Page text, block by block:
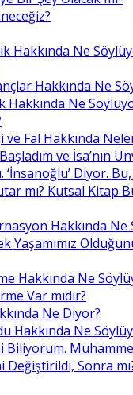
Hakkında Ne
Hakkında Ne
Hakkında Ne
Fal Hakkında
ve İsa’nın
‘İnsanoğlu’ Diyor.
mı? Kutsal Kitap
Hakkında Ne
Yaşamımız
Hakkında Ne
Var mıdır?
Ne Diyor?
Hakkında Ne
Biliyorum.
Değiştirildi, Sonra